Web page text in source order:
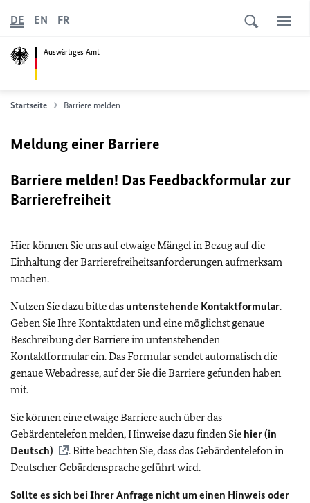
Auswärtiges Amt
DE EN FR
Startseite Barriere melden
Meldung einer Barriere
Barriere melden! Das Feedbackformular zur
Barrierefreiheit
Hier können Sie uns auf etwaige Mängel in Bezug auf die
Einhaltung der Barrierefreiheitsanforderungen aufmerksam
machen.
Nutzen Sie dazu bitte das untenstehende Kontaktformular.
Geben Sie Ihre Kontaktdaten und eine möglichst genaue
Beschreibung der Barriere im untenstehenden
Kontaktformular ein. Das Formular sendet automatisch die
genaue Webadresse, auf der Sie die Barriere gefunden haben
mit.
Sie können eine etwaige Barriere auch über das
Gebärdentelefon melden, Hinweise dazu finden Sie hier (in
Deutsch)
. Bitte beachten Sie, dass das Gebärdentelefon in
Deutscher Gebärdensprache geführt wird.
Sollte es sich bei Ihrer Anfrage nicht um einen Hinweis oder